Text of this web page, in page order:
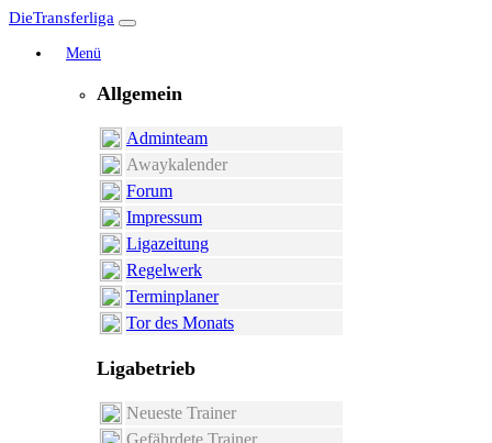
DieTransferliga
Menü
Allgemein
Adminteam
Awaykalender
Forum
Impressum
Ligazeitung
Regelwerk
Terminplaner
Tor des Monats
Ligabetrieb
Neueste Trainer